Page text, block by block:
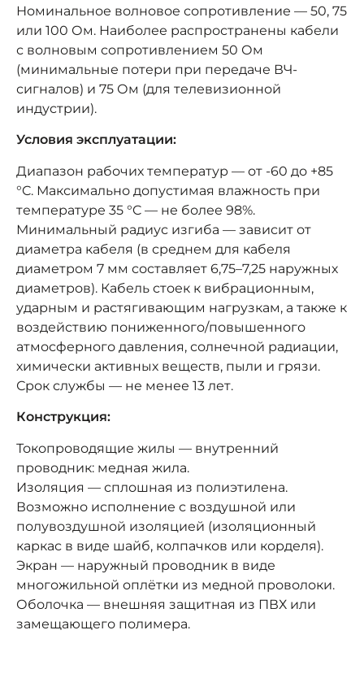
Номинальное волновое сопротивление — 50, 75
или 100 Ом. Наиболее распространены кабели
с волновым сопротивлением 50 Ом
(минимальные потери при передаче ВЧ-
сигналов) и 75 Ом (для телевизионной
индустрии).
Условия эксплуатации:
Диапазон рабочих температур — от -60 до +85
°C. Максимально допустимая влажность при
температуре 35 °C — не более 98%.
Минимальный радиус изгиба — зависит от
диаметра кабеля (в среднем для кабеля
диаметром 7 мм составляет 6,75–7,25 наружных
диаметров). Кабель стоек к вибрационным,
ударным и растягивающим нагрузкам, а также к
воздействию пониженного/повышенного
атмосферного давления, солнечной радиации,
химически активных веществ, пыли и грязи.
Срок службы — не менее 13 лет.
Конструкция:
Токопроводящие жилы — внутренний
проводник: медная жила.
Изоляция — сплошная из полиэтилена.
Возможно исполнение с воздушной или
полувоздушной изоляцией (изоляционный
каркас в виде шайб, колпачков или корделя).
Экран — наружный проводник в виде
многожильной оплётки из медной проволоки.
Оболочка — внешняя защитная из ПВХ или
замещающего полимера.